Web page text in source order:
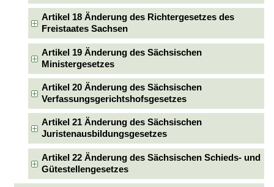
Artikel 18 Änderung des Richtergesetzes des
Freistaates Sachsen
Artikel 19 Änderung des Sächsischen
Ministergesetzes
Artikel 20 Änderung des Sächsischen
Verfassungsgerichtshofsgesetzes
Artikel 21 Änderung des Sächsischen
Juristenausbildungsgesetzes
Artikel 22 Änderung des Sächsischen Schieds- und
Gütestellengesetzes